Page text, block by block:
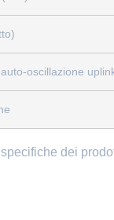
oscillazione
dei